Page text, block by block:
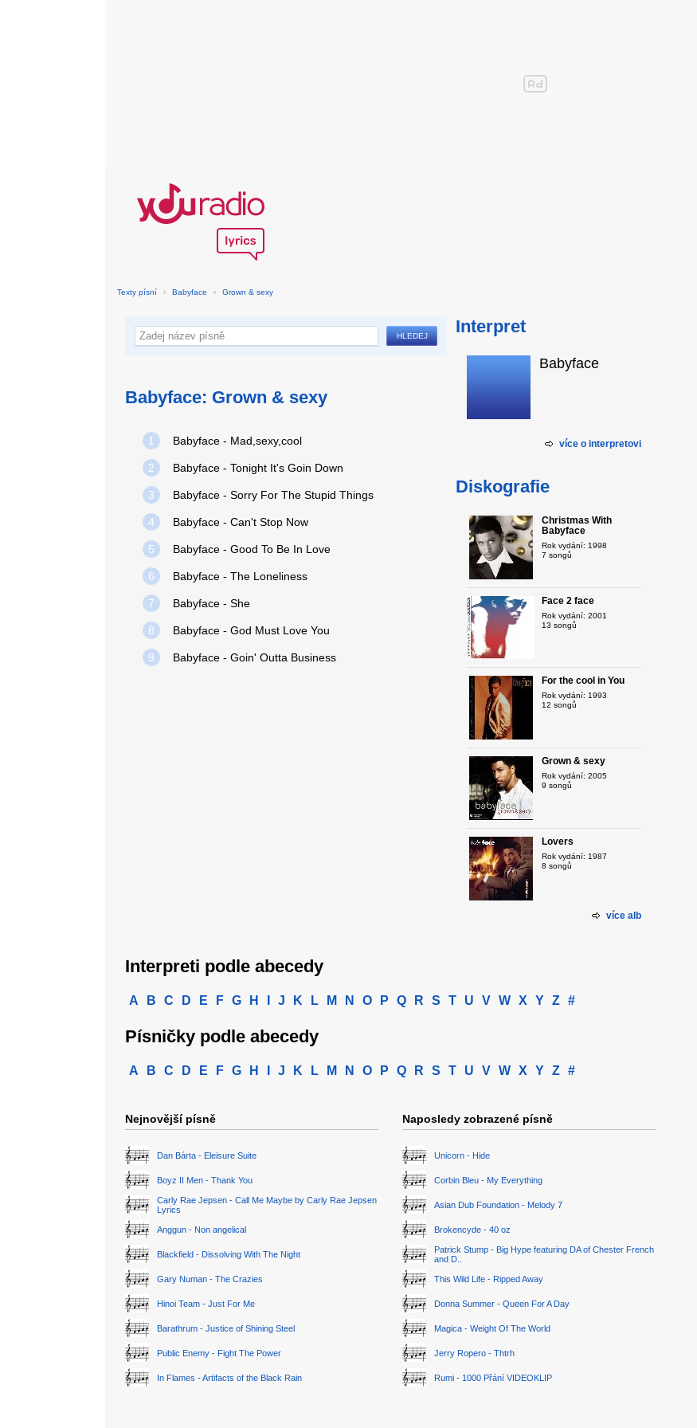
Texty písní › Babyface › Grown & sexy
Babyface: Grown & sexy
1 Babyface - Mad,sexy,cool
2 Babyface - Tonight It's Goin Down
3 Babyface - Sorry For The Stupid Things
4 Babyface - Can't Stop Now
5 Babyface - Good To Be In Love
6 Babyface - The Loneliness
7 Babyface - She
8 Babyface - God Must Love You
9 Babyface - Goin' Outta Business
Interpret
Babyface
více o interpretovi
Diskografie
Christmas With
Babyface
Rok vydání: 1998
7 songů
Face 2 face
Rok vydání: 2001
13 songů
For the cool in You
Rok vydání: 1993
12 songů
Grown & sexy
Rok vydání: 2005
9 songů
Lovers
Rok vydání: 1987
8 songů
více alb
Interpreti podle abecedy
A B C D E F G H J K L M N O P Q R S T U V W X Y Z #
Písničky podle abecedy
A B C D E F G H J K L M N O P Q R S T U V W X Y Z #
Nejnovější písně
Dan Bárta - Eleisure Suite
Boyz II Men - Thank You
Carly Rae Jepsen - Call Me Maybe by Carly Rae Jepsen
Lyrics
Anggun - Non angelical
Blackfield - Dissolving With The Night
Gary Numan - The Crazies
Hinoi Team - Just For Me
Barathrum - Justice of Shining Steel
Public Enemy - Fight The Power
In Flames - Artifacts of the Black Rain
Naposledy zobrazené písně
Unicorn - Hide
Corbin Bleu - My Everything
Asian Dub Foundation - Melody 7
Brokencyde - 40 oz
Patrick Stump - Big Hype featuring DA of Chester French
and D..
This Wild Life - Ripped Away
Donna Summer - Queen For A Day
Magica - Weight Of The World
Jerry Ropero - Thtrh
Rumi - 1000 Přání VIDEOKLIP